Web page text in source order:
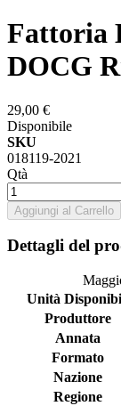
Fattoria
DOCG
29,00 €
Disponibile
SKU
018119-2021
Qtà
Aggiungi al Carrello
Dettagli del
Unità
Produttore
Annata
Formato
Nazione
Regione